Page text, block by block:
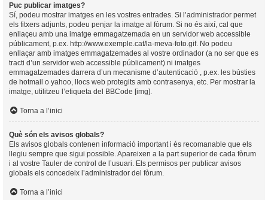
Puc publicar imatges?
Sí, podeu mostrar imatges en les vostres entrades. Si l’administrador permet
els fitxers adjunts, podeu penjar la imatge al fòrum. Si no és així, cal que
enllaçeu amb una imatge emmagatzemada en un servidor web accessible
públicament, p.ex. http://www.exemple.cat/la-meva-foto.gif. No podeu
enllaçar amb imatges emmagatzemades al vostre ordinador (a no ser que es
tracti d’un servidor web accessible públicament) ni imatges
emmagatzemades darrera d’un mecanisme d’autenticació , p.ex. les bústies
de hotmail o yahoo, llocs web protegits amb contrasenya, etc. Per mostrar la
imatge, utilitzeu l’etiqueta del BBCode [img].
Torna a l’inici
Què són els avisos globals?
Els avisos globals contenen informació important i és recomanable que els
llegiu sempre que sigui possible. Apareixen a la part superior de cada fòrum
i al vostre Tauler de control de l’usuari. Els permisos per publicar avisos
globals els concedeix l’administrador del fòrum.
Torna a l’inici